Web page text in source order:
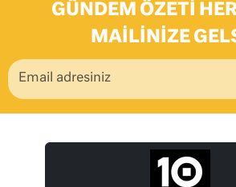
GÜNDEM ÖZETI
MAILINIZE